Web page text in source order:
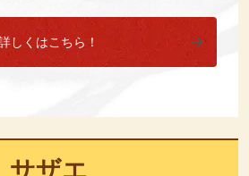
しくはこちら！
サザエ